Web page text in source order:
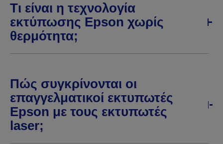
Τι είναι η τεχνολογία
εκτύπωσης Epson χωρίς
θερμότητα;
Πώς συγκρίνονται οι
επαγγελματικοί εκτυπωτές
Epson με τους εκτυπωτές
laser;